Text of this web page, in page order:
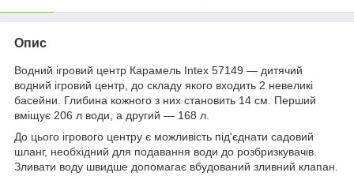
Опис
Водний ігровий центр Карамель Intex 57149 — дитячий
водний ігровий центр, до складу якого входить 2 невеликі
басейни. Глибина кожного з них становить 14 см. Перший
вміщує 206 л води, а другий — 168 л.
До цього ігрового центру є можливість під'єднати садовий
шланг, необхідний для подавання води до розбризкувачів.
Зливати воду швидше допомагає вбудований зливний клапан.